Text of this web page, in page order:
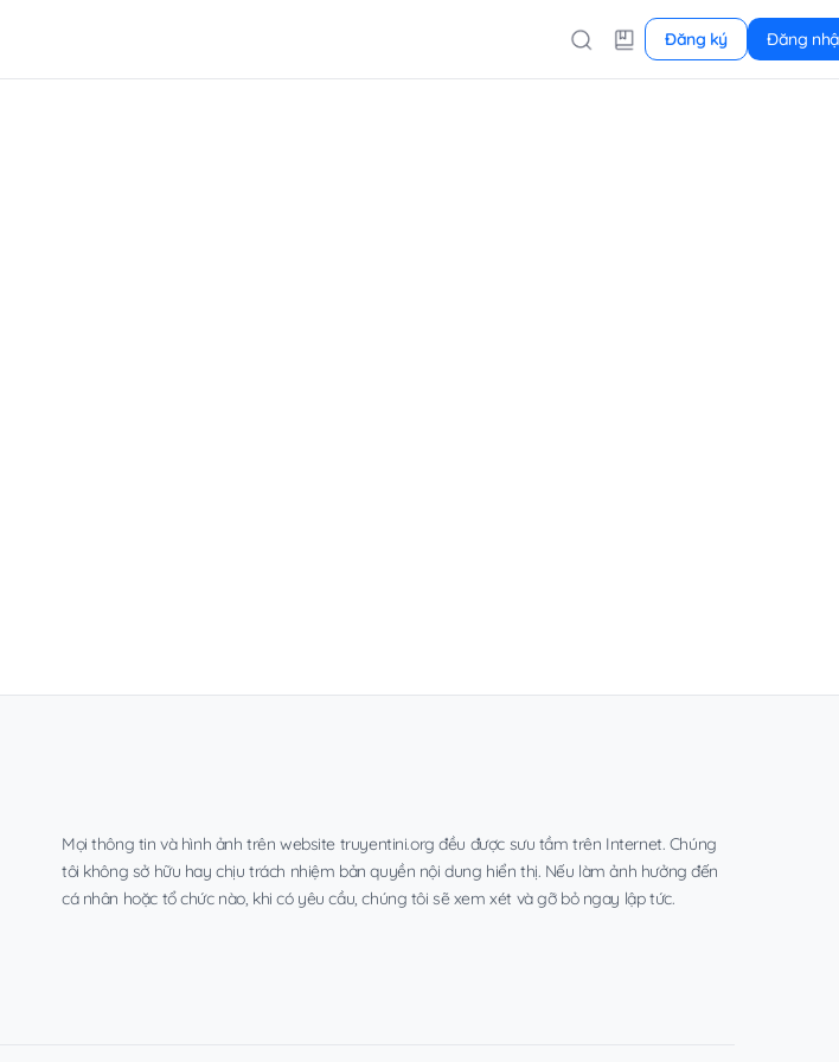
Đăng ký Đăng
Mọi thông tin và hình ảnh trên website truyentini.org đều được sưu tầm trên Internet. Chúng
tôi không sở hữu hay chịu trách nhiệm bản quyền nội dung hiển thị. Nếu làm ảnh hưởng đến
cá nhân hoặc tổ chức nào, khi có yêu cầu, chúng tôi sẽ xem xét và gỡ bỏ ngay lập tức.